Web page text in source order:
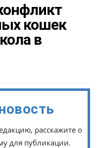
кошек
в
расскажите о
для публикации.